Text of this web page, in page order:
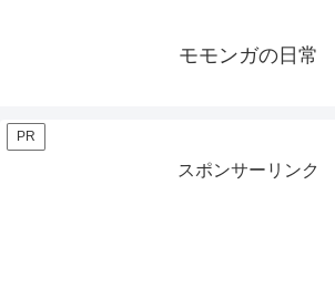
モモンガの日常
PR
スポンサーリンク